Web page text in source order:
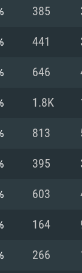
1060
mois) /
les
385
441
646
1.8K
813
395
603
164
266